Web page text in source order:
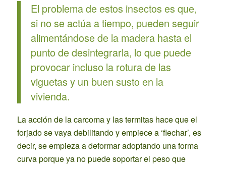
El problema de estos insectos es que,
si no se actúa a tiempo, pueden seguir
alimentándose de la madera hasta el
punto de desintegrarla, lo que puede
provocar incluso la rotura de las
viguetas y un buen susto en la
vivienda.
La acción de la carcoma y las termitas hace que el
forjado se vaya debilitando y empiece a ‘flechar’, es
decir, se empieza a deformar adoptando una forma
curva porque ya no puede soportar el peso que